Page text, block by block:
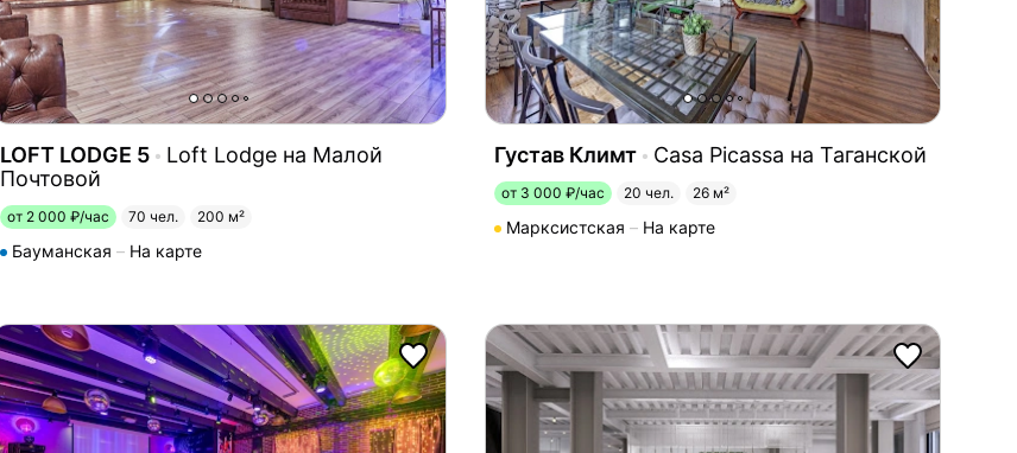
LOFT LODGE 5
Loft Lodge на Малой
Почтовой
от 2 000 ₽/час 70 чел. 200 м²
Бауманская На карте
Густав Климт Casa Picassa на Таганской
от 3 000 ₽/час 20 чел. 26 м²
Марксистская На карте